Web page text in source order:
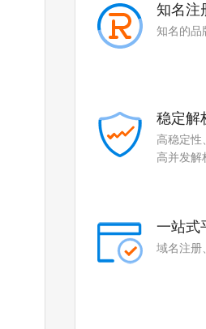
知名注
知名的品
稳定解
高稳定性
高并发解
一站式
域名注册